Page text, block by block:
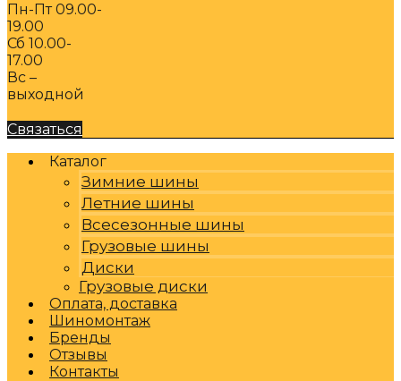
Пн-Пт 09.00-
19.00
Сб 10.00-
17.00
Вс –
выходной
Связаться
Каталог
Зимние шины
Летние шины
Всесезонные шины
Грузовые шины
Диски
Грузовые диски
Оплата, доставка
Шиномонтаж
Бренды
Отзывы
Контакты